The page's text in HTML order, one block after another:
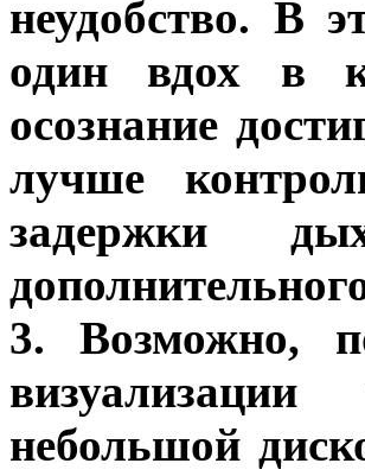
неудобство. В
один вдох в
осознание
лучше
задержки
3. Возможно,
небольшой